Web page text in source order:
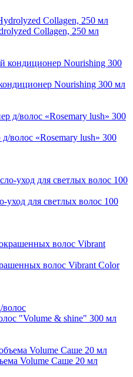
Collagen, 250 мл
Nourishing 300 мл
волос «Rosemary lush» 300
для светлых волос 100
волос Vibrant Color
"Volume & shine" 300 мл
Volume Саше 20 мл